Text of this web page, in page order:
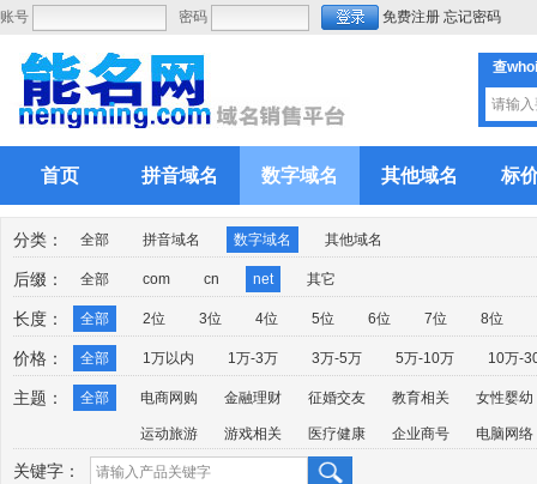
账号 密码 免费注册 忘记密码
查
首页 拼音域名 数字域名 其他域名 标
分类： 全部 拼音域名 数字域名 其他域名
后缀： 全部 com cn net 其它
长度： 全部 2位 3位 4位 5位 6位 7位 8位
价格： 全部 1万以内 1万-3万 3万-5万 5万-10万 10万-
主题： 全部 电商网购 金融理财 征婚交友 教育相关 女性婴幼
运动旅游 游戏相关 医疗健康 企业商号 电脑网络
关键字：